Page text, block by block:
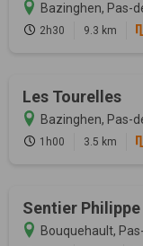
Bazinghen, Pas-
2h30 9.3 km
Les Tourelles
Bazinghen, Pas-
1h00 3.5 km
Sentier
Bouquehault,